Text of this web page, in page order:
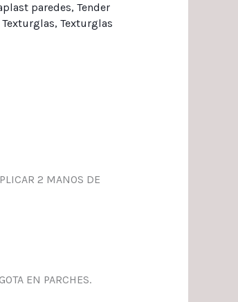
paredes, Tender
Texturglas, Texturglas
2 MANOS DE
EN PARCHES.